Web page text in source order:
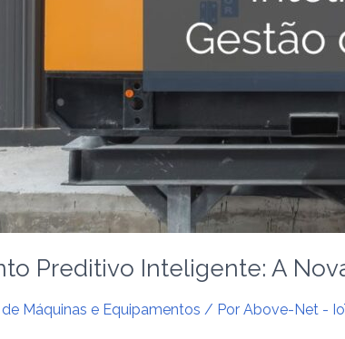
Preditivo Inteligente: A
Máquinas e Equipamentos / Por Above-Net -